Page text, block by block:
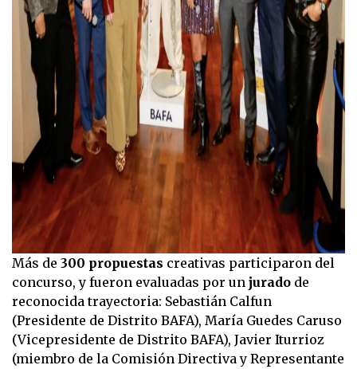
Más de 300 propuestas creativas participaron del
concurso, y fueron evaluadas por un jurado de
reconocida trayectoria: Sebastián Calfun
(Presidente de Distrito BAFA), María Guedes Caruso
(Vicepresidente de Distrito BAFA), Javier Iturrioz
(miembro de la Comisión Directiva y Representante